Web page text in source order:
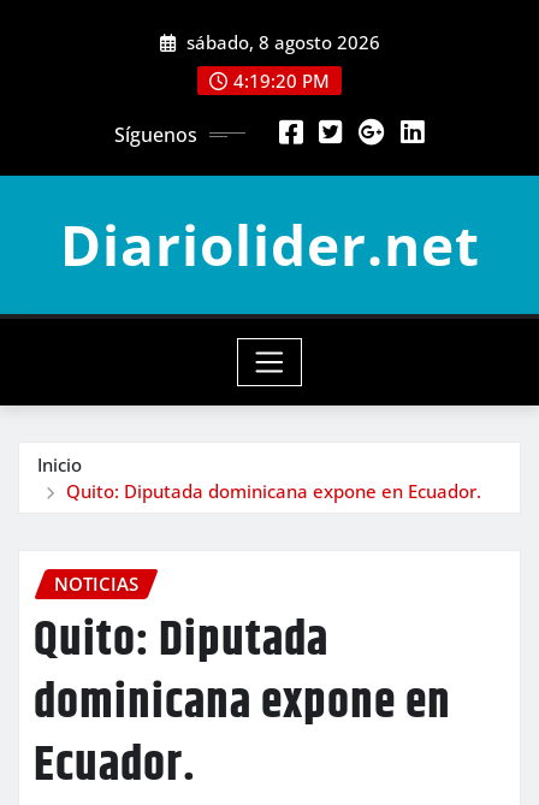
sábado, 8 agosto 2026
4:19:22 PM
Síguenos
Diariolider.net
Inicio
Quito: Diputada dominicana expone en Ecuador.
NOTICIAS
Quito: Diputada
dominicana expone en
Ecuador.